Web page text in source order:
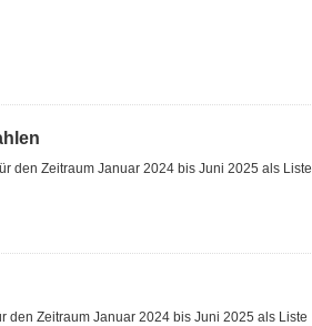
den Zeitraum Januar 2024 bis Juni 2025 als Liste
den Zeitraum Januar 2024 bis Juni 2025 als Liste